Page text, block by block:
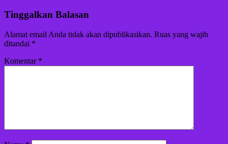
Tinggalkan Balasan
Alamat email Anda tidak akan dipublikasikan. Ruas yang wajib
ditandai *
Komentar *